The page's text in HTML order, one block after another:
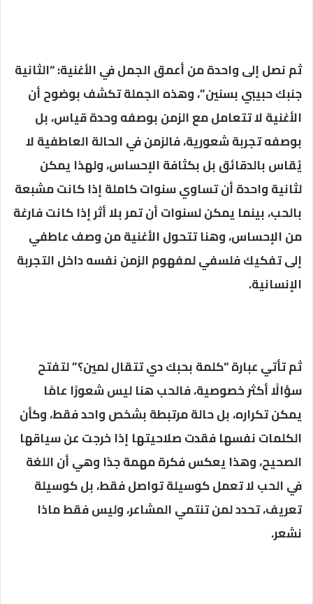
ثم نصل إلى واحدة من أعمق الجمل في الأغنية: “الثانية
جنبك حبيبي بسنين”، وهذه الجملة تكشف بوضوح أن
الأغنية لا تتعامل مع الزمن بوصفه وحدة قياس، بل
بوصفه تجربة شعورية، فالزمن في الحالة العاطفية لا
يُقاس بالدقائق بل بكثافة الإحساس، ولهذا يمكن
لثانية واحدة أن تساوي سنوات كاملة إذا كانت مشبعة
بالحب، بينما يمكن لسنوات أن تمر بلا أثر إذا كانت فارغة
من الإحساس، وهنا تتحول الأغنية من وصف عاطفي
إلى تفكيك فلسفي لمفهوم الزمن نفسه داخل التجربة
الإنسانية.
ثم تأتي عبارة “كلمة بحبك دي تتقال لمين؟” لتفتح
سؤالًا أكثر خصوصية، فالحب هنا ليس شعورًا عامًا
يمكن تكراره، بل حالة مرتبطة بشخص واحد فقط، وكأن
الكلمات نفسها فقدت صلاحيتها إذا خرجت عن سياقها
الصحيح، وهذا يعكس فكرة مهمة جدًا وهي أن اللغة
في الحب لا تعمل كوسيلة تواصل فقط، بل كوسيلة
تعريف، تحدد لمن تنتمي المشاعر، وليس فقط ماذا
نشعر.